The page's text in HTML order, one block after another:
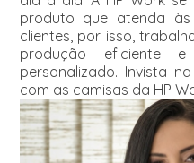
produto que atenda
clientes, por isso,
produção eficiente
personalizado. Invista
com as camisas da HP